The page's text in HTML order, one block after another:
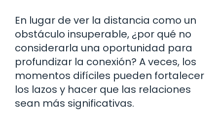
En lugar de ver la distancia como un
obstáculo insuperable, ¿por qué no
considerarla una oportunidad para
profundizar la conexión? A veces, los
momentos difíciles pueden fortalecer
los lazos y hacer que las relaciones
sean más significativas.